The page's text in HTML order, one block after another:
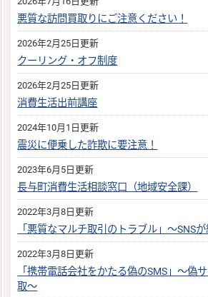
悪質な訪問買取りにご注意ください！
2026年2月25日更新
クーリング・オフ制度
2026年2月25日更新
消費生活出前講座
2024年10月1日更新
震災に便乗した詐欺に要注意！
2023年6月5日更新
長与町消費生活相談窓口（地域安全課）
2022年3月8日更新
「悪質なマルチ取引のトラブル」～SNS
2022年3月8日更新
「携帯電話会社をかたる偽のSMS」～偽
取～